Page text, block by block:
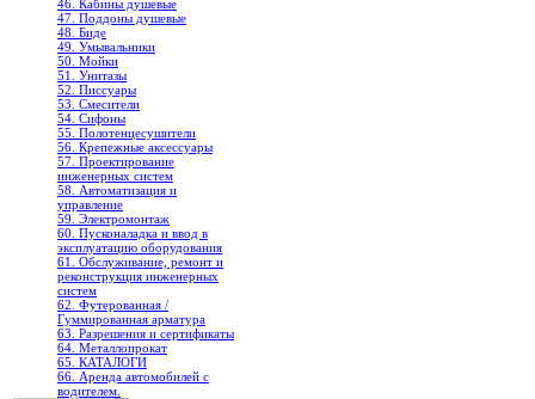
46. Кабины душевые
47. Поддоны душевые
48. Биде
49. Умывальники
50. Мойки
51. Унитазы
52. Писсуары
53. Смесители
54. Сифоны
55. Полотенцесушители
56. Крепежные аксессуары
57. Проектирование
инженерных систем
58. Автоматизация и
управление
59. Электромонтаж
60. Пусконаладка и ввод в
эксплуатацию оборудования
61. Обслуживание, ремонт и
реконструкция инженерных
систем
62. Футерованная /
Гуммированная арматура
63. Разрешения и сертификаты
64. Металлопрокат
65. КАТАЛОГИ
66. Аренда автомобилей с
водителем.